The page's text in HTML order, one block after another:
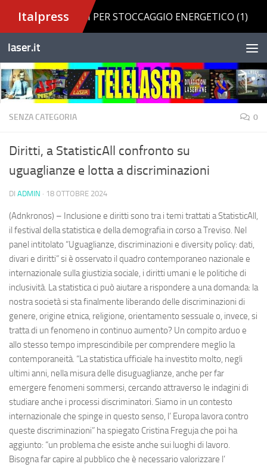
Salta al contenuto
laser.it
SENZA CATEGORIA 0
Diritti, a StatisticAll confronto su
uguaglianze e lotta a discriminazioni
DI ADMIN · 18 OTTOBRE 2024
(Adnkronos) – Inclusione e diritti sono tra i temi trattati a StatisticAll,
il festival della statistica e della demografia in corso a Treviso. Nel
panel intitolato “Uguaglianze, discriminazioni e diversity policy: dati,
divari e diritti” si è osservato il quadro contemporaneo nazionale e
internazionale sulla giustizia sociale, i diritti umani e le politiche di
inclusività. La statistica ci può aiutare a rispondere a una domanda: la
nostra società si sta finalmente liberando delle discriminazioni di
genere, origine etnica, religione, orientamento sessuale o, invece, si
tratta di un fenomeno in continuo aumento? Un compito arduo e
allo stesso tempo imprescindibile per comprendere meglio la
contemporaneità. “La statistica ufficiale ha investito molto, negli
ultimi anni, nella misura delle disuguaglianze, anche per far
emergere fenomeni sommersi, cercando attraverso le indagini di
studiare anche i processi discriminatori. Siamo in un contesto
internazionale che spinge in questo senso, l’ Europa lavora contro
queste discriminazioni” ha spiegato Cristina Freguja che poi ha
aggiunto: “un problema che esiste anche sui luoghi di lavoro.
Bisogna far capire al pubblico che è necessario valorizzare l’